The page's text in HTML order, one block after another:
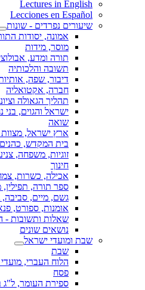
Lectures in English
Lecciones en Español
שיעורים נפרדים - שונות
אמונה, יסודות
מוסר, מידות
תורה ומדע,
תשובה והלכותיה
דיבור, שפה,
חברה, אקטואליה
תהליך הגאולה
ישראל והגוים, בני
שואה
ארץ ישראל,
בית המקדש,
זוגיות, משפחה,
חינוך
אכילה, כשרות,
ספר תורה, תפילין,
גשם, מיים, סביבה,
אומנות, ספורט,
שאלות ותשובות -
נושאים שונים
שבת ומועדי ישראל
שבת
הלוח העברי,
פסח
ספירת העומר, ל"ג